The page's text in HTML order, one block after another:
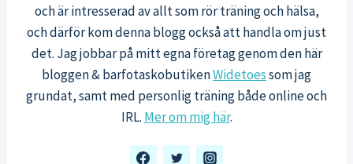
och är intresserad av allt som rör träning och hälsa,
och därför kom denna blogg också att handla om just
det. Jag jobbar på mitt egna företag genom den här
bloggen & barfotaskobutikenWidetoessom jag
grundat, samt med personlig träning både online och
IRL. Mer om mig här.